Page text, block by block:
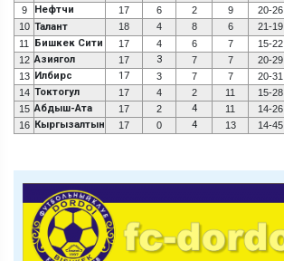
9 Нефтчи 17 6 2 9 20-26
10 Талант 18 4 8 6 21-19
11
Бишкек Сити 17 4 6 7 15-22
12 Азиягол 17 3 7 7 20-29
13 Илбирс 17 3 7 7 20-31
14 Токтогул 17 4 2 11 15-28
15 Абдыш-Ата 17 2 4 11 14-26
16 Кыргызалтын 17 0 4 13 14-45